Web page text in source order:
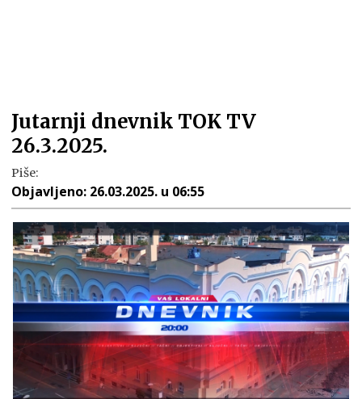
Jutarnji dnevnik TOK TV
26.3.2025.
Piše:
Objavljeno: 26.03.2025. u 06:55